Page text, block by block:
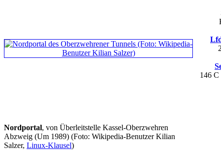
146 C
Nordportal, von Überleitstelle Kassel-Oberzwehren
Abzweig (Um 1989) (Foto: Wikipedia-Benutzer Kilian
Salzer, Linux-Klausel)